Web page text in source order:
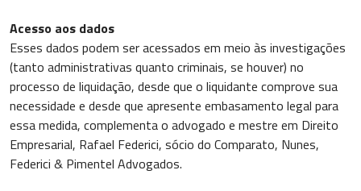
Acesso aos dados
Esses dados podem ser acessados em meio às investigações
(tanto administrativas quanto criminais, se houver) no
processo de liquidação, desde que o liquidante comprove sua
necessidade e desde que apresente embasamento legal para
essa medida, complementa o advogado e mestre em Direito
Empresarial, Rafael Federici, sócio do Comparato, Nunes,
Federici & Pimentel Advogados.